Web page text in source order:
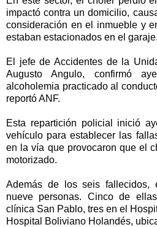
impactó contra un domicilio,
consideración en el inmueble y
estaban estacionados en el garaje.
El jefe de Accidentes de la
Augusto Angulo, confirmó
alcoholemia practicado al
reportó ANF.
Esta repartición policial inició
vehículo para establecer las
en la vía que provocaron que el
motorizado.
Además de los seis fallecidos,
nueve personas. Cinco de
clínica San Pablo, tres en el
Hospital Boliviano Holandés,